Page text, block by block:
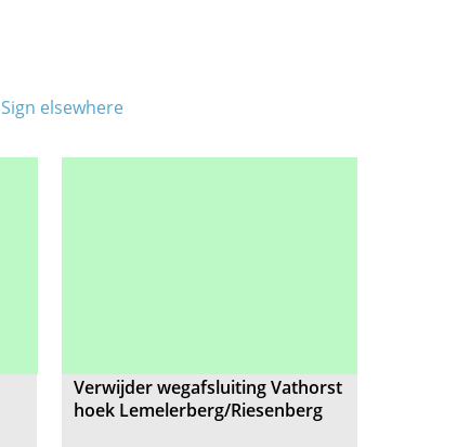
Sign elsewhere
Verwijder wegafsluiting Vathorst
hoek Lemelerberg/Riesenberg